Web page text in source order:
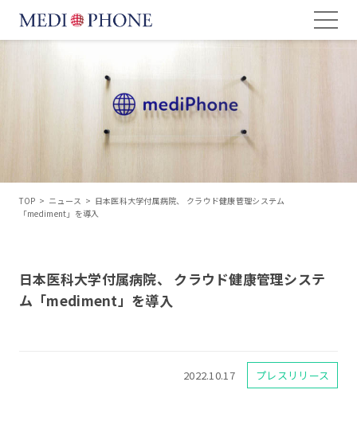
TOP > ニュース > 日本医科大学付属病院、 クラウド健康管理システム
「mediment」を導入
日本医科大学付属病院、 クラウド健康管理システ
ム「mediment」を導入
2022.10.17 プレスリリース